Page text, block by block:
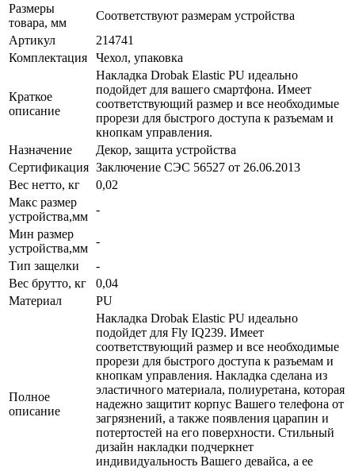
Размеры
товара, мм
Соответствуют размерам устройства
Артикул
214741
Комплектация
Чехол, упаковка
Краткое
описание
Накладка Drobak Elastic PU идеально
подойдет для вашего смартфона. Имеет
соответствующий размер и все необходимые
прорези для быстрого доступа к разъемам и
кнопкам управления.
Назначение
Декор, защита устройства
Сертификация Заключение СЭС 56527 от 26.06.2013
Вес нетто, кг
0,02
Макс размер
устройства,мм
-
Мин размер
устройства,мм
-
Тип защелки
-
Вес брутто, кг
0,04
Материал
PU
Полное
описание
Накладка Drobak Elastic PU идеально
подойдет для Fly IQ239. Имеет
соответствующий размер и все необходимые
прорези для быстрого доступа к разъемам и
кнопкам управления. Накладка сделана из
эластичного материала, полиуретана, которая
надежно защитит корпус Вашего телефона от
загрязнений, а также появления царапин и
потертостей на его поверхности. Стильный
дизайн накладки подчеркнет
индивидуальность Вашего девайса, а ее